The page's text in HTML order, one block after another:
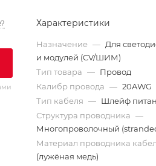
Характеристики
Назначение — Для
и модулей (CV/ШИМ)
Тип товара — Провод
Калибр провода — 20AWG
Тип кабеля — Шлейф
Структура проводника —
Многопроволочный
Материал проводника
(лужёная медь)